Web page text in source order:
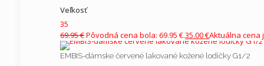
Klínový podpätok
Vaše hodnotenie
Veľkosť
35
69.95€Pôvodná cena bola: 69.95 €.35.00€Aktuálna cena
EMBIS-dámske červené lakované kožené lodičky G1/2